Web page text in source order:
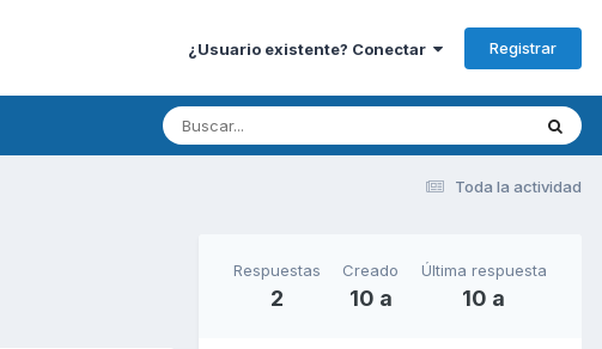
¿Usuario existente? Conectar Registrar
Toda la actividad
Respuestas
2
Creado
10 a
Última respuesta
10 a